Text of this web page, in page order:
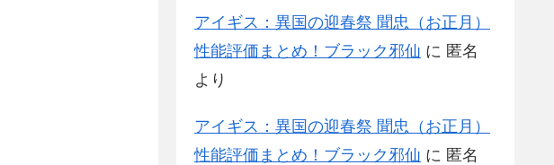
アイギス：異国の迎春祭 聞忠（お正月）
性能評価まとめ！ブラック邪仙 に 匿名
より
アイギス：異国の迎春祭 聞忠（お正月）
性能評価まとめ！ブラック邪仙 に 匿名